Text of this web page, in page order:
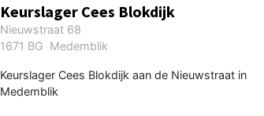
Keurslager Cees Blokdijk
Nieuwstraat 68
1671 BG Medemblik
Keurslager Cees Blokdijk aan de Nieuwstraat in
Medemblik